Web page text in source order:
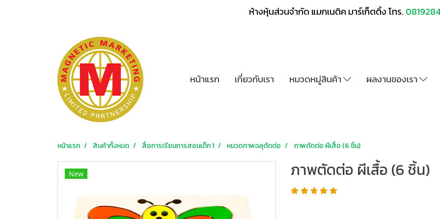
ห้างหุ้นส่วนจำกัด แมกเนติค มาร์เก็ตติ้ง โทร.
หน้าแรก เกี่ยวกับเรา หมวดหมู่สินค้า ผลงานของเรา
หน้าแรก สินค้าทั้งหมด สื่อการเรียนการสอนเด็ก 1 หมวดภาพฉลุตัดต่อ ภาพตัดต่อ ผีเสื้อ (6 ชิ้น)
New ภาพตัดต่อ ผีเสื้อ (6 ชิ้น)